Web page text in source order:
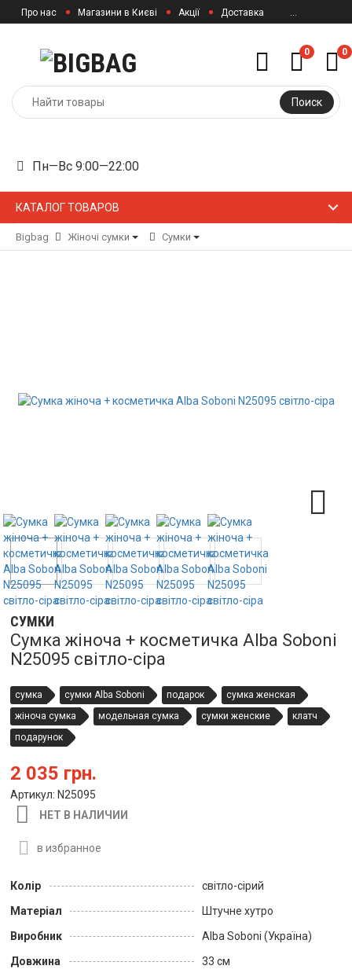
Про нас Магазини в Києві Акції Доставка ...
Поиск
Пн—Вс 9:00—22:00
0 0
КАТАЛОГ ТОВАРОВ
Bigbag Жіночі сумки Сумки
СУМКИ
Сумка жіноча + косметичка Alba Soboni
N25095 світло-сіра
сумка сумки Alba Soboni подарок
сумка женская
жіноча сумка
модельная сумка сумки женские
клатч
подарунок
2 035 грн.
Артикул: N25095
НЕТ В НАЛИЧИИ
в избранное
Колір
світло-сірий
Матеріал
Штучне хутро
Виробник
Alba Soboni (Україна)
Довжина
33 см